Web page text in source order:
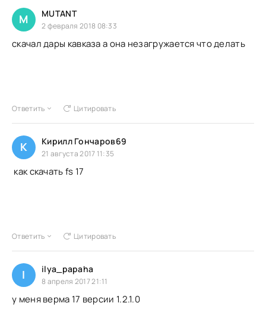
M MUTANT
2 февраля 2018 08:33
скачал дары кавказа а она незагружается что делать
Ответить Цитировать
К Кирилл Гончаров69
21 августа 2017 11:35
как скачать fs 17
Ответить Цитировать
I ilya_papaha
8 апреля 2017 21:11
у меня верма 17 версии 1.2.1.0